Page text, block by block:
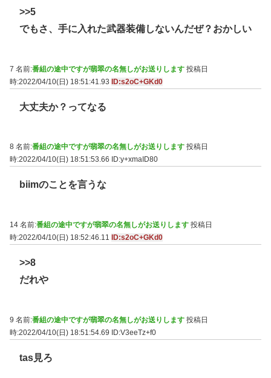
>>5
でもさ、手に入れた武器装備しないんだぜ？おかしい
7 名前:番組の途中ですが翡翠の名無しがお送りします 投稿日
時:2022/04/10(日) 18:51:41.93 ID:s2oC+GKd0
大丈夫か？ってなる
8 名前:番組の途中ですが翡翠の名無しがお送りします 投稿日
時:2022/04/10(日) 18:51:53.66
ID:y+xmaID80
biimのことを言うな
14 名前:番組の途中ですが翡翠の名無しがお送りします 投稿日
時:2022/04/10(日) 18:52:46.11
ID:s2oC+GKd0
>>8
だれや
9 名前:番組の途中ですが翡翠の名無しがお送りします 投稿日
時:2022/04/10(日) 18:51:54.69 ID:V3eeTz+f0
tas見ろ